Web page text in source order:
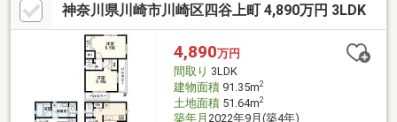
神奈川県川崎市川崎区四谷上町 4,890万円 3LDK
4,890万円
間取り 3LDK
建物面積91.35m2
土地面積51.64m2
築年月 2022年9月(築4年)